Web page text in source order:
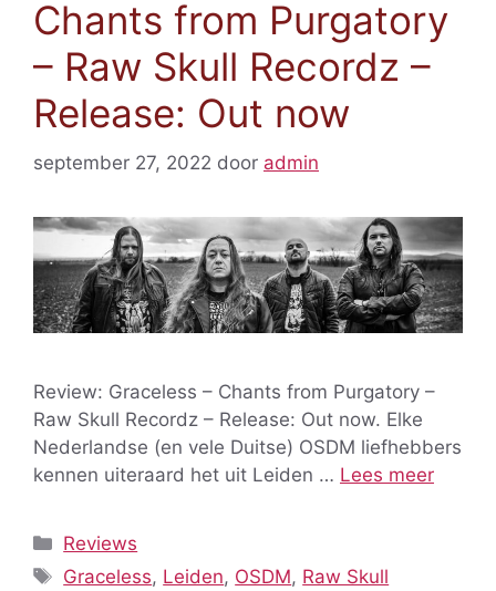
Chants from Purgatory
– Raw Skull Recordz –
Release: Out now
september 27, 2022 door admin
Review: Graceless – Chants from Purgatory –
Raw Skull Recordz – Release: Out now. Elke
Nederlandse (en vele Duitse) OSDM liefhebbers
kennen uiteraard het uit Leiden … Lees meer
Categorieën
Reviews
Tags
Graceless, Leiden, OSDM, Raw Skull